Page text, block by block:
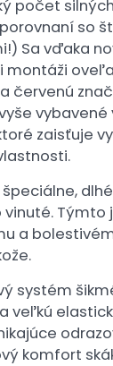
počet
so
Sa vďaka
montáži
červenú
zaisťuje
špeciálne,
vinuté. Týmto
a
systém
veľkú
komfort